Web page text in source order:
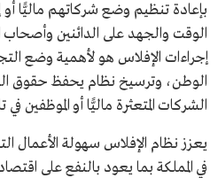
بإعادة تنظيم وضع شركاتهم ماليًّا
الوقت والجهد على الدائنين وأصحاب
إجراءات الإفلاس هو لأهمية وضع
الوطن، وترسيخ نظام يحفظ حقوق
الشركات المتعثرة ماليًّا أو الموظفين
يعزز نظام الإفلاس سهولة الأعمال
في المملكة بما يعود بالنفع على